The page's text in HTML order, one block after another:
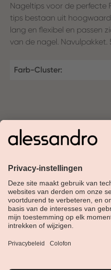
Nageltips voor de perfecte
tips bestaan ​​uit
lang en flexibel en passen
van de nagel. Navulpakket.
Farb-Cluster:
Over Alessandro
Shop